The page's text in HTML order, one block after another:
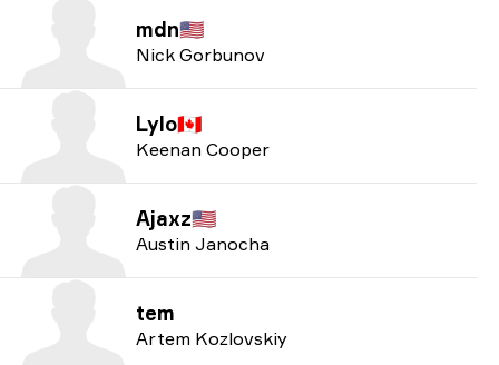
mdn🇺🇸
Nick Gorbunov
Lylo🇨🇦
Keenan Cooper
Ajaxz🇺🇸
Austin Janocha
tem
Artem Kozlovskiy